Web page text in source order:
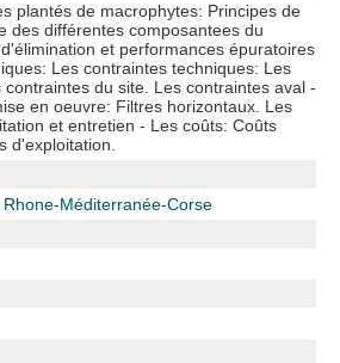
plantés de macrophytes: Principes de
des différentes composantees du
et performances épuratoires
Les contraintes techniques: Les
du site. Les contraintes aval -
en oeuvre: Filtres horizontaux. Les
et entretien - Les coûts: Coûts
d'exploitation.
Méditerranée-Corse